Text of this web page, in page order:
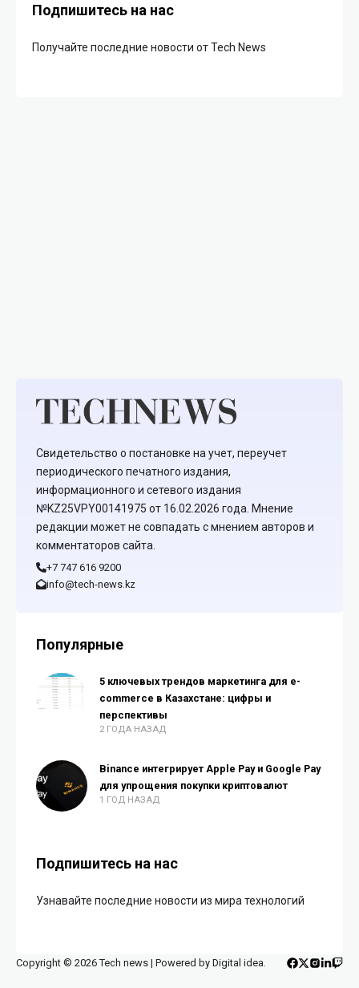
Подпишитесь на нас
Получайте последние новости от Tech News
Свидетельство о постановке на учет, переучет
периодического печатного издания,
информационного и сетевого издания
№KZ25VPY00141975 от 16.02.2026 года. Мнение
редакции может не совпадать с мнением авторов и
комментаторов сайта.
+7 747 616 9200
info@tech-news.kz
Популярные
5 ключевых трендов маркетинга для e-
commerce в Казахстане: цифры и
перспективы
2 ГОДА НАЗАД
Binance интегрирует Apple Pay и Google Pay
для упрощения покупки криптовалют
1 ГОД НАЗАД
Подпишитесь на нас
Узнавайте последние новости из мира технологий
Copyright © 2026 Tech news | Powered by Digital idea.